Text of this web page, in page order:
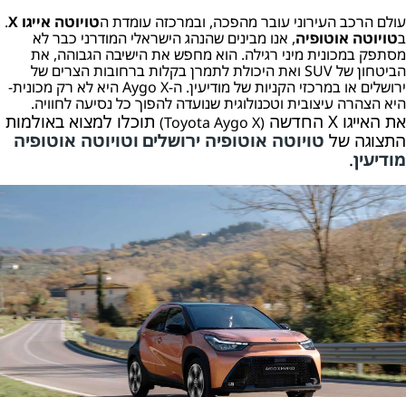
עולם הרכב העירוני עובר מהפכה, ובמרכזה עומדת הטויוטה אייגו X
.
בטויוטה אוטופיה, אנו מבינים שהנהג הישראלי המודרני כבר לא
מסתפק במכונית מיני רגילה. הוא מחפש את הישיבה הגבוהה, את
הביטחון של SUV ואת היכולת לתמרן בקלות ברחובות הצרים של
ירושלים או במרכזי הקניות של מודיעין. ה-Aygo X היא לא רק מכונית-
היא הצהרה עיצובית וטכנולוגית שנועדה להפוך כל נסיעה לחוויה.
את האייגו X החדשה (Toyota Aygo X)
תוכלו למצוא באולמות
התצוגה של טויוטה אוטופיה ירושלים וטויוטה אוטופיה
מודיעין.